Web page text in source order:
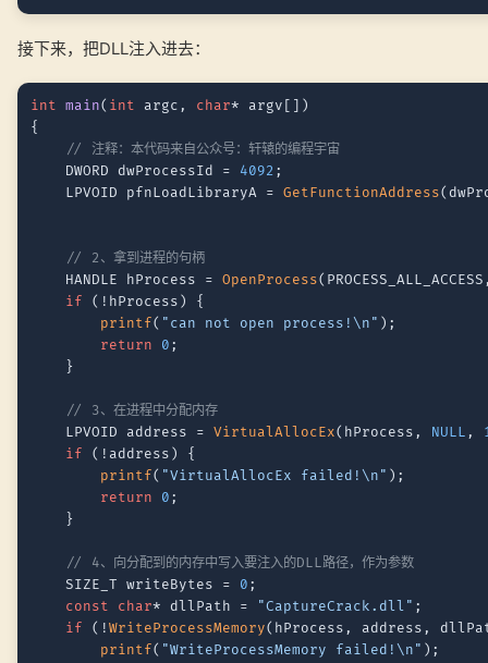
接下来，把DLL注入进去：
int main( int argc, char* argv[])
{
// 注释：本代码来自公众号：轩辕的编程宇宙
	DWORD dwProcessId =
4092 ;
	LPVOID pfnLoadLibraryA =
GetFunctionAddress
// 2、拿到进程的句柄
	HANDLE hProcess =
OpenProcess
if
(!hProcess) {
printf ( "can not open process!\n" );
return
0 ;
// 3、在进程中分配内存
	LPVOID address =
VirtualAllocEx(hProcess, NULL ,
if
(!address) {
printf ( "VirtualAllocEx failed!\n" );
return
0 ;
// 4、向分配到的内存中写入要注入的DLL路径，作为参数
	SIZE_T writeBytes =
0 ;
const
char* dllPath = "CaptureCrack.dll" ;
if
(!WriteProcessMemory(hProcess, address,
printf ( "WriteProcessMemory failed!\n" );